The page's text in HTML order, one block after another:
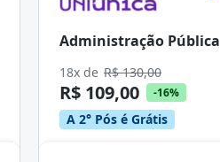
Administração Pública
18x de R$ 130,00
R$ 109,00 -16%
A 2° Pós é Grátis